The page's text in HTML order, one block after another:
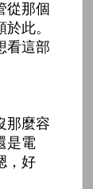
從那個
此。
看這部
那麼容
是電
，好